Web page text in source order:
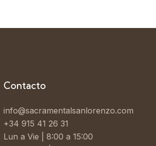
Contacto
info@sacramentalsanlorenzo.com
+34 915 41 26 31
Lun a Vie | 8:00 a 15:00